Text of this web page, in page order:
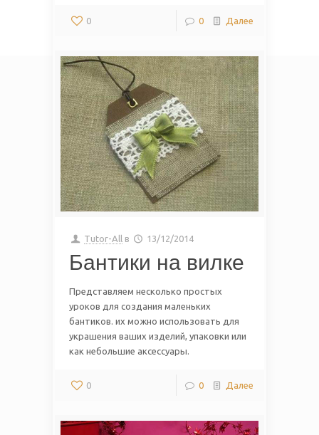
0 0 Далее
Tutor-All в 13/12/2014
Бантики на вилке
Представляем несколько простых
уроков для создания маленьких
бантиков. их можно использовать для
украшения ваших изделий, упаковки или
как небольшие аксессуары.
0 0 Далее